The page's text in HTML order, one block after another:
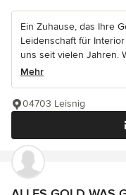
Ein Zuhause, das Ihre
Leidenschaft für
uns seit vielen Jahren.
Mehr
04703 Leisnig